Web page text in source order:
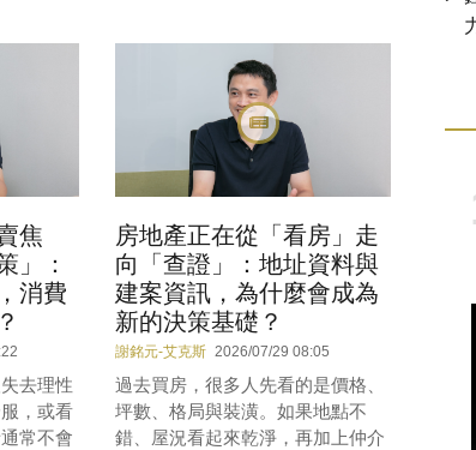
焦
」：
消費
去理性
，或看
常不會
房地產正在從「看房」走
向「查證」：地址資料與
建案資訊，為什麼會成為
新的決策基礎？
謝銘元-艾克斯 2026/07/29 08:05
過去買房，很多人先看的是價格、
坪數、格局與裝潢。如果地點不
錯、屋況看起來乾淨，再加上仲介